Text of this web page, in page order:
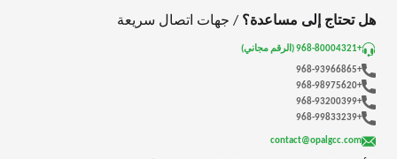
هل تحتاج إلى مساعدة؟ / جهات اتصال سريعة
+968-80004321 (الرقم مجاني)
+968-93966865
+968-98975620
+968-93200399
+968-99833239
contact@opalgcc.com